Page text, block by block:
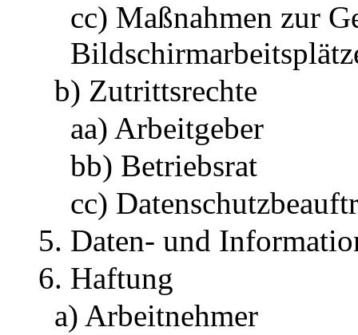
cc) Maßnahmen zur
b) Zutrittsrechte
aa) Arbeitgeber
bb) Betriebsrat
cc)
5. Daten- und
6. Haftung
a) Arbeitnehmer